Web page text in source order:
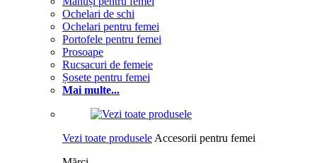
Ochelari de schi
Ochelari pentru femei
Portofele pentru femei
Prosoape
Rucsacuri de femeie
Șosete pentru femei
Mai multe...
Vezi toate produsele Accesorii pentru femei